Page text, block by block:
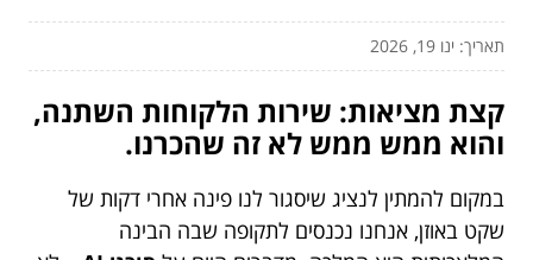
תאריך: ינו 19, 2026
קצת מציאות: שירות הלקוחות השתנה,
והוא ממש ממש לא זה שהכרנו.
במקום להמתין לנציג שיסגור לנו פינה אחרי דקות של
שקט באוזן, אנחנו נכנסים לתקופה שבה הבינה